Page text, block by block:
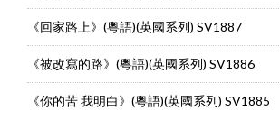
《回家路上》(粵語)(英國系列) SV1887
《被改寫的路》(粵語)(英國系列) SV1886
《你的苦 我明白》(粵語)(英國系列) SV1885